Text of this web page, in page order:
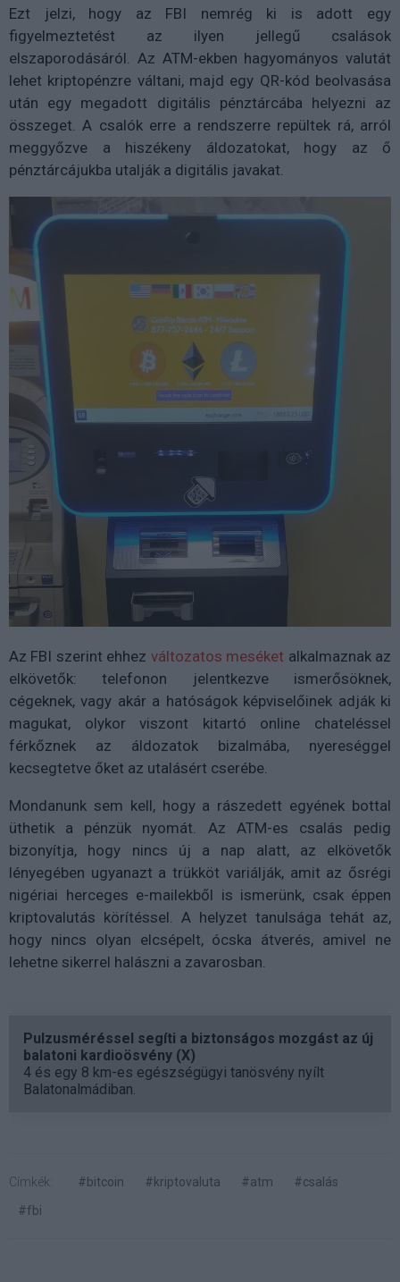
Ezt jelzi, hogy az FBI nemrég ki is adott egy
figyelmeztetést az ilyen jellegű csalások
elszaporodásáról. Az ATM-ekben hagyományos valutát
lehet kriptopénzre váltani, majd egy QR-kód beolvasása
után egy megadott digitális pénztárcába helyezni az
összeget. A csalók erre a rendszerre repültek rá, arról
meggyőzve a hiszékeny áldozatokat, hogy az ő
pénztárcájukba utalják a digitális javakat.
Az FBI szerint ehhez változatos meséket alkalmaznak az
elkövetők: telefonon jelentkezve ismerősöknek,
cégeknek, vagy akár a hatóságok képviselőinek adják ki
magukat, olykor viszont kitartó online chateléssel
férkőznek az áldozatok bizalmába, nyereséggel
kecsegtetve őket az utalásért cserébe.
Mondanunk sem kell, hogy a rászedett egyének bottal
üthetik a pénzük nyomát. Az ATM-es csalás pedig
bizonyítja, hogy nincs új a nap alatt, az elkövetők
lényegében ugyanazt a trükköt variálják, amit az ősrégi
nigériai herceges e-mailekből is ismerünk, csak éppen
kriptovalutás körítéssel. A helyzet tanulsága tehát az,
hogy nincs olyan elcsépelt, ócska átverés, amivel ne
lehetne sikerrel halászni a zavarosban.
Pulzusméréssel segíti a biztonságos mozgást az új
balatoni kardioösvény (X)
4 és egy 8 km-es egészségügyi tanösvény nyílt
Balatonalmádiban.
Címkék: #bitcoin #kriptovaluta #atm
#csalás
#fbi